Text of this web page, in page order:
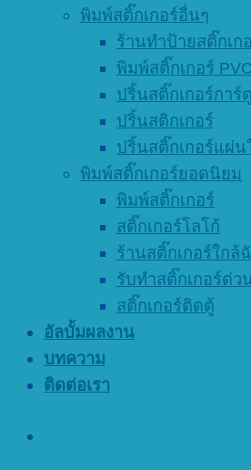
พิมพ์สติ๊กเกอร์อื่นๆ
ร้านทำป้ายสติ๊กเก
พิมพ์สติ๊กเกอร์ PVC
ปริ้นสติ๊กเกอร์การ์
ปริ้นสติกเกอร์
ปริ้นสติ๊กเกอร์แผ่
พิมพ์สติ๊กเกอร์ยอดนิยม
พิมพ์สติ๊กเกอร์
สติ๊กเกอร์โลโก้
ร้านสติ๊กเกอร์ใกล้
รับทำสติ๊กเกอร์ด่ว
สติ๊กเกอร์ติดตู้
อัลบั้มผลงาน
บทความ
ติดต่อเรา